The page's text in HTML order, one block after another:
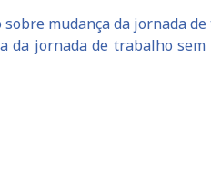
sobre mudança da jornada
da jornada de trabalho